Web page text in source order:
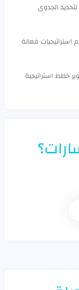
الجدوى
استراتيجيات فعالة
خطط استراتيجية